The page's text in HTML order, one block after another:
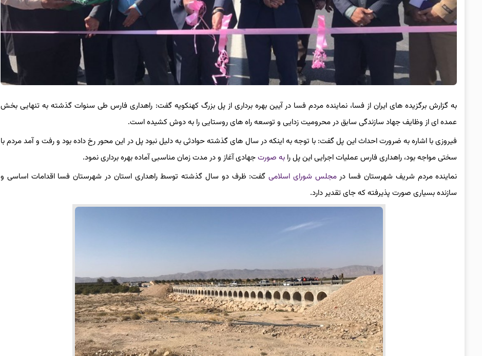
به گزارش برگزیده های ایران از فسا، نماینده مردم فسا در آیین بهره برداری از پل بزرگ کهنکویه گفت: راهداری فارس طی سنوات گذشته به تنهایی بخش
عمده ای از وظایف جهاد سازندگی سابق در محرومیت زدایی و توسعه راه های روستایی را به دوش کشیده است.
فیروزی با اشاره به ضرورت احداث این پل گفت: با توجه به اینکه در سال های گذشته حوادثی به دلیل نبود پل در این محور رخ داده بود و رفت و آمد مردم با
سختی مواجه بود، راهداری فارس عملیات اجرایی این پل را به صورتجهادی آغاز و در مدت زمان مناسبی آماده بهره برداری نمود.
نماینده مردم شریف شهرستان فسا درمجلس شورای اسلامیگفت: ظرف دو سال گذشته توسط راهداری استان در شهرستان فسا اقدامات اساسی و
سازنده بسیاری صورت پذیرفته که جای تقدیر دارد.